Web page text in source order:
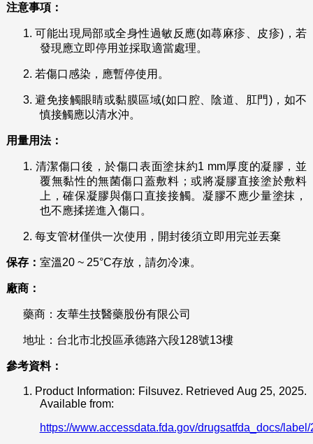
注意事項：
1.可能出現局部或全身性過敏反應(如蕁麻疹、皮疹)，若
發現應立即停用並採取適當處理。
2. 若傷口感染，應暫停使用。
3.避免接觸眼睛或黏膜區域(如口腔、陰道、肛門)，如不
慎接觸應以清水沖。
用量用法：
1. 清潔傷口後，於傷口表面塗抹約1 mm厚度的凝膠，並
覆無黏性的無菌傷口蓋敷料；或將凝膠直接塗於敷料
上，確保凝膠與傷口直接接觸。凝膠不應少量塗抹，
也不應揉搓進入傷口。
2. 每支管材僅供一次使用，開封後須立即用完並丟棄
保存： 室溫20 ~ 25°C存放，請勿冷凍。
廠商：
藥商：友華生技醫藥股份有限公司
地址：台北市北投區承德路六段128號13樓
參考資料：
1. Product Information: Filsuvez. Retrieved Aug 25, 2025.
Available from:
https://www.accessdata.fda.gov/drugsatfda_docs/